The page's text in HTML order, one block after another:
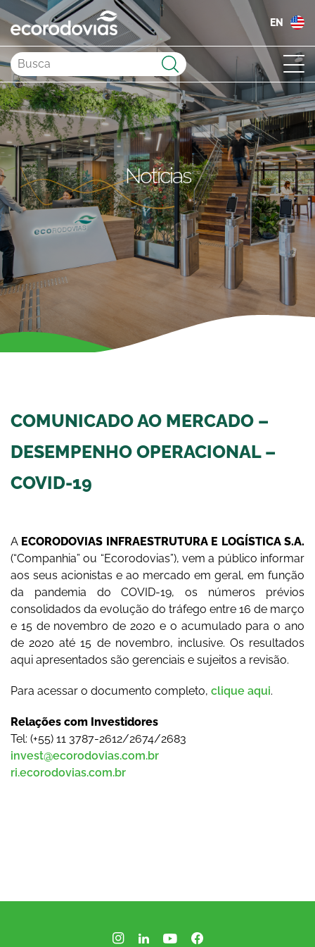
EN
Enviar
Notícias
COMUNICADO AO MERCADO –
DESEMPENHO OPERACIONAL –
COVID-19
A ECORODOVIAS INFRAESTRUTURA E LOGÍSTICA S.A.
(“Companhia” ou “Ecorodovias”), vem a público informar
aos seus acionistas e ao mercado em geral, em função
da pandemia do COVID-19, os números prévios
consolidados da evolução do tráfego entre 16 de março
e 15 de novembro de 2020 e o acumulado para o ano
de 2020 até 15 de novembro, inclusive. Os resultados
aqui apresentados são gerenciais e sujeitos a revisão.
Para acessar o documento completo, clique aqui.
Relações com Investidores
Tel: (+55) 11 3787-2612/2674/2683
invest@ecorodovias.com.br
ri.ecorodovias.com.br